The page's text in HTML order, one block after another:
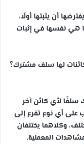
أن يثبتها أولًا،
هي نفسها في إثبات
لها سلف مشترك؟
سلفًا لأي كائن آخر
على أي نوع تفرع إلى
وكلاهما يختلفان
المعملية.